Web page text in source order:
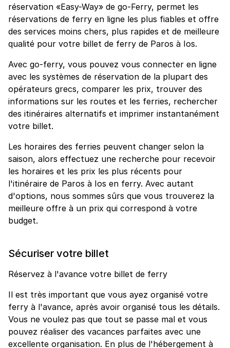
réservation «Easy-Way» de go-Ferry, permet les
réservations de ferry en ligne les plus fiables et offre
des services moins chers, plus rapides et de meilleure
qualité pour votre billet de ferry de Paros à Ios.
Avec go-ferry, vous pouvez vous connecter en ligne
avec les systèmes de réservation de la plupart des
opérateurs grecs, comparer les prix, trouver des
informations sur les routes et les ferries, rechercher
des itinéraires alternatifs et imprimer instantanément
votre billet.
Les horaires des ferries peuvent changer selon la
saison, alors effectuez une recherche pour recevoir
les horaires et les prix les plus récents pour
l'itinéraire de Paros à Ios en ferry. Avec autant
d'options, nous sommes sûrs que vous trouverez la
meilleure offre à un prix qui correspond à votre
budget.
Sécuriser votre billet
Réservez à l'avance votre billet de ferry
Il est très important que vous ayez organisé votre
ferry à l'avance, après avoir organisé tous les détails.
Vous ne voulez pas que tout se passe mal et vous
pouvez réaliser des vacances parfaites avec une
excellente organisation. En plus de l'hébergement à